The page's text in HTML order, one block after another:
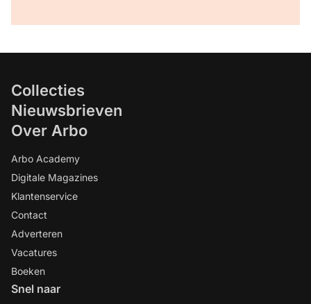
Collecties
Nieuwsbrieven
Over Arbo
Arbo Academy
Digitale Magazines
Klantenservice
Contact
Adverteren
Vacatures
Boeken
Snel naar